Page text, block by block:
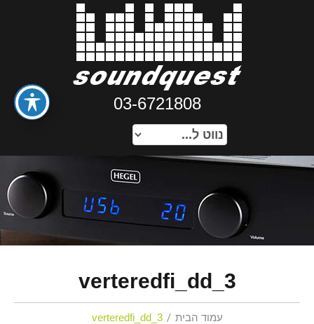
03-6721808
verteredfi_dd_3
עמוד הבית verteredfi_dd_3